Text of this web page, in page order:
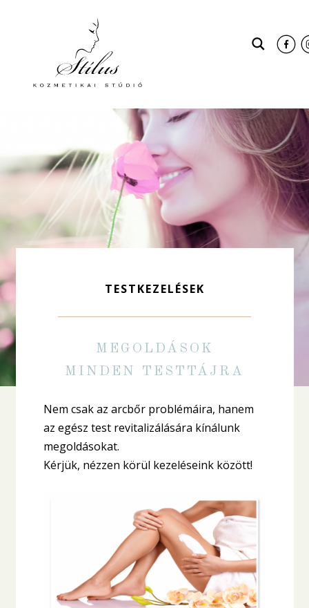
TESTKEZELÉSEK
MEGOLDÁSOK
MINDEN TESTTÁJRA
Nem csak az arcbőr problémáira, hanem
az egész test revitalizálására kínálunk
megoldásokat.
Kérjük, nézzen körül kezeléseink között!